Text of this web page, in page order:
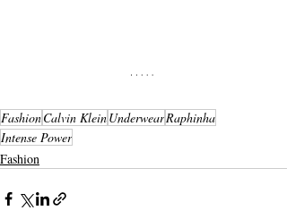
FashionCalvin KleinUnderwearRaphinha
Intense Power
Fashion